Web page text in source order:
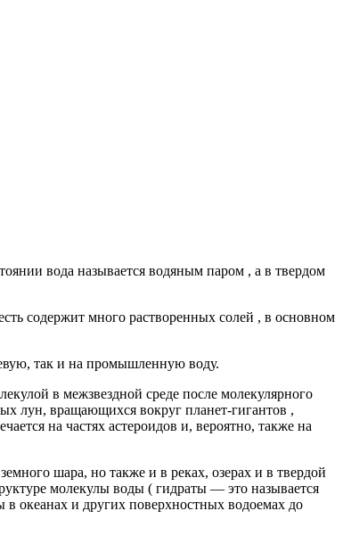
вода называется водяным паром , а в твердом
содержит много растворенных солей , в основном
так и на промышленную воду.
в межзвездной среде после молекулярного
лун, вращающихся вокруг планет-гигантов ,
на частях астероидов и, вероятно, также на
шара, но также и в реках, озерах и в твердой
молекулы воды ( гидраты — это называется
океанах и других поверхностных водоемах до